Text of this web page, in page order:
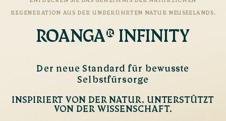
REGENERATION AUS DER UNBERÜHRTEN NATUR NEUSEELANDS.
ROANGA® INFINITY
Der neue Standard für bewusste
Selbstfürsorge
INSPIRIERT VON DER NATUR. UNTERSTÜTZT
VON DER WISSENSCHAFT.